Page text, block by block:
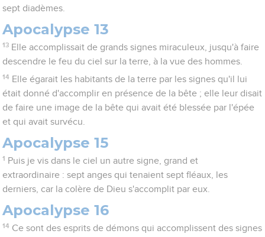
sept diadèmes.
Apocalypse 13
13 Elle accomplissait de grands signes miraculeux, jusqu'à faire
descendre le feu du ciel sur la terre, à la vue des hommes.
14 Elle égarait les habitants de la terre par les signes qu'il lui
était donné d'accomplir en présence de la bête ; elle leur disait
de faire une image de la bête qui avait été blessée par l'épée
et qui avait survécu.
Apocalypse 15
1 Puis je vis dans le ciel un autre signe, grand et
extraordinaire : sept anges qui tenaient sept fléaux, les
derniers, car la colère de Dieu s'accomplit par eux.
Apocalypse 16
14 Ce sont des esprits de démons qui accomplissent des signes